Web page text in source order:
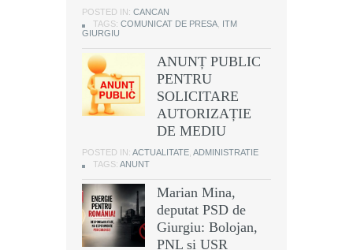
POSTED IN: CANCAN
TAGS: COMUNICAT DE PRESA ITM
GIURGIU
ANUNȚ PUBLIC
PENTRU
SOLICITARE
AUTORIZAȚIE
DE MEDIU
POSTED IN: ACTUALITATE ADMINISTRATIE
TAGS: ANUNT
Marian Mina,
deputat PSD de
Giurgiu: Bolojan,
PNL și USR